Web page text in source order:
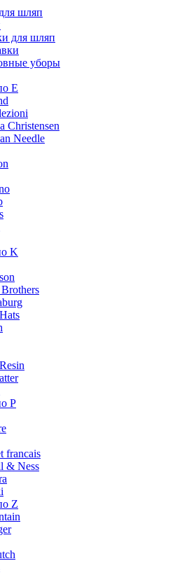
шляп
для шляп
уборы
E
Christensen
Needle
K
P
francais
& Ness
Z